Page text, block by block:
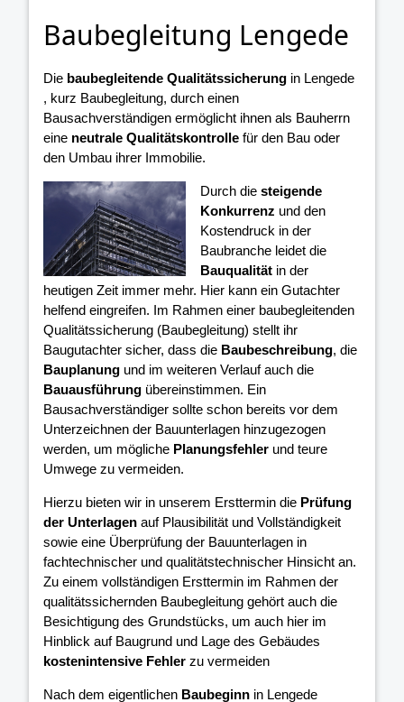
Baubegleitung Lengede
Die baubegleitende Qualitätssicherung in Lengede
, kurz Baubegleitung, durch einen
Bausachverständigen ermöglicht ihnen als Bauherrn
eine neutrale Qualitätskontrolle für den Bau oder
den Umbau ihrer Immobilie.
Durch diesteigende
Konkurrenz und den
Kostendruck in der
Baubranche leidet die
Bauqualität in der
heutigen Zeit immer mehr. Hier kann ein Gutachter
helfend eingreifen. Im Rahmen einer baubegleitenden
Qualitätssicherung (Baubegleitung) stellt ihr
Baugutachter sicher, dass die Baubeschreibung, die
Bauplanung und im weiteren Verlauf auch die
Bauausführung übereinstimmen. Ein
Bausachverständiger sollte schon bereits vor dem
Unterzeichnen der Bauunterlagen hinzugezogen
werden, um mögliche Planungsfehler und teure
Umwege zu vermeiden.
Hierzu bieten wir in unserem Ersttermin die Prüfung
der Unterlagen auf Plausibilität und Vollständigkeit
sowie eine Überprüfung der Bauunterlagen in
fachtechnischer und qualitätstechnischer Hinsicht an.
Zu einem vollständigen Ersttermin im Rahmen der
qualitätssichernden Baubegleitung gehört auch die
Besichtigung des Grundstücks, um auch hier im
Hinblick auf Baugrund und Lage des Gebäudes
kostenintensive Fehler zu vermeiden
Nach dem eigentlichen Baubeginn in Lengede